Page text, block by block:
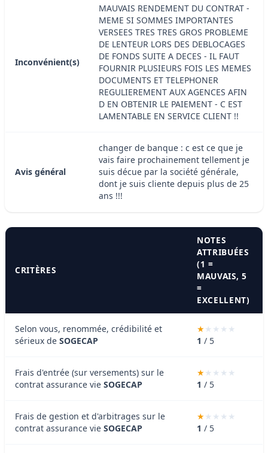
Inconvénient(s)
MAUVAIS RENDEMENT DU CONTRAT -
MEME SI SOMMES IMPORTANTES
VERSEES TRES TRES GROS PROBLEME
DE LENTEUR LORS DES DEBLOCAGES
DE FONDS SUITE A DECES - IL FAUT
FOURNIR PLUSIEURS FOIS LES MEMES
DOCUMENTS ET TELEPHONER
REGULIEREMENT AUX AGENCES AFIN
D EN OBTENIR LE PAIEMENT - C EST
LAMENTABLE EN SERVICE CLIENT !!
Avis général
changer de banque : c est ce que je
vais faire prochainement tellement je
suis décue par la société générale,
dont je suis cliente depuis plus de 25
ans !!!
CRITÈRES
NOTES
ATTRIBUÉES
(1 =
MAUVAIS, 5
=
EXCELLENT)
Selon vous, renommée, crédibilité et
sérieux de SOGECAP 1 / 5
Frais d'entrée (sur versements) sur le
contrat assurance vie SOGECAP 1 / 5
Frais de gestion et d'arbitrages sur le
contrat assurance vie SOGECAP 1 / 5